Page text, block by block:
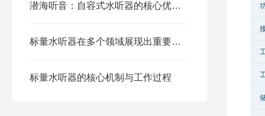
潜海听音：自容式水听器的核心优势与应用价值
标量水听器在多个领域展现出重要应用价值
标量水听器的核心机制与工作过程